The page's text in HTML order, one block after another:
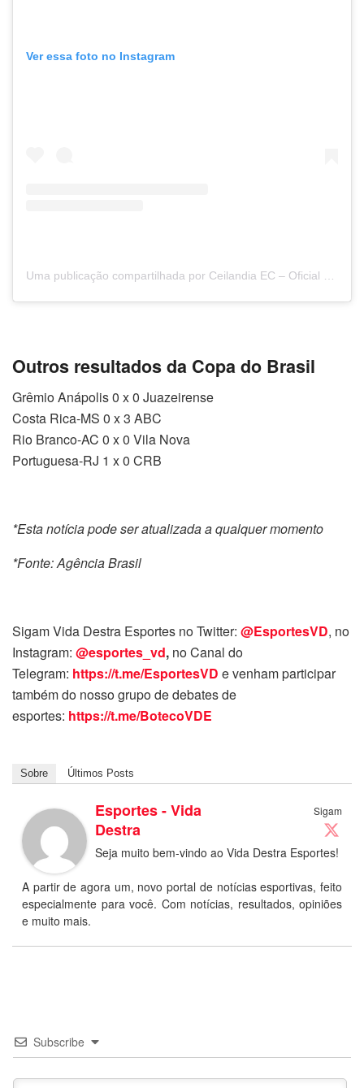
Ver essa foto no Instagram
Outros resultados da Copa do Brasil
Grêmio Anápolis 0 x 0 Juazeirense
Costa Rica-MS 0 x 3 ABC
Rio Branco-AC 0 x 0 Vila Nova
Portuguesa-RJ 1 x 0 CRB
*Esta notícia pode ser atualizada a qualquer momento
*Fonte: Agência Brasil
Sigam Vida Destra Esportes no Twitter: @EsportesVD, no
Instagram: @esportes_vd, no Canal do
Telegram: https://t.me/EsportesVD e venham participar
também do nosso grupo de debates de
esportes: https://t.me/BotecoVDE
Sobre Últimos Posts
Sigam
Esportes - Vida
Destra
Seja muito bem-vindo ao Vida Destra Esportes!
A partir de agora um, novo portal de notícias esportivas, feito
especialmente para você. Com notícias, resultados, opiniões
e muito mais.
Subscribe